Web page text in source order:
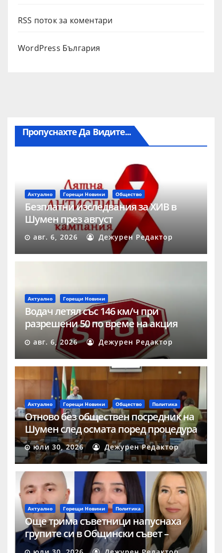
RSS поток за коментари
WordPress България
Пропуснахте Да Видите...
Актуално Горещи Новини Общество
Безплатни изследвания за ХИВ в
Шумен през август
авг. 6, 2026 Дежурен Редактор
Актуално Горещи Новини
Водач летял със 146 км/ч при
разрешени 50 по време на акция
„Скорост“ в Шумен
авг. 6, 2026 Дежурен Редактор
Актуално Горещи Новини Общество Политика
Отново без обществен посредник на
Шумен след осмата поред процедура
юли 30, 2026 Дежурен Редактор
Актуално Горещи Новини Политика
Още трима съветници напуснаха
групите си в Общински съвет –
Шумен